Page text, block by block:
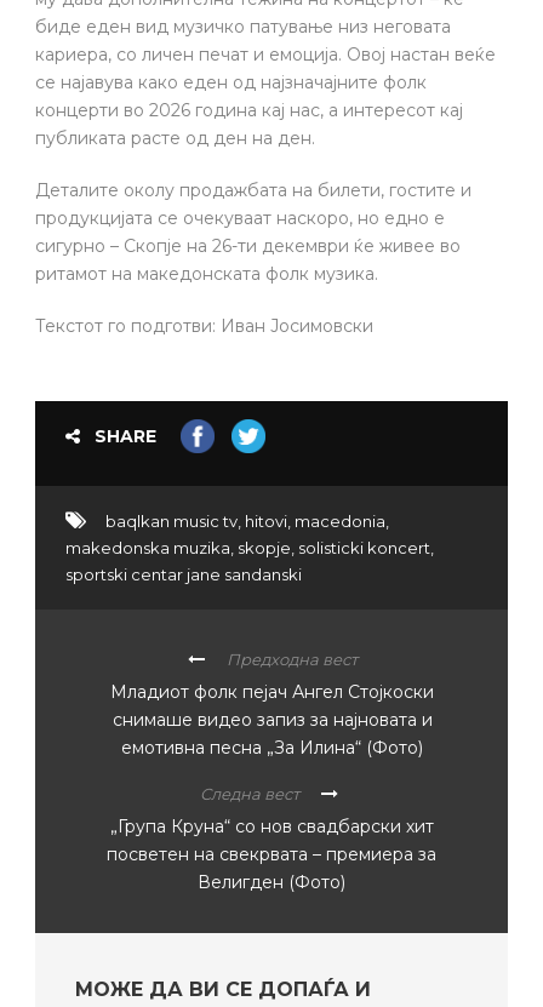
биде еден вид музичко патување низ неговата
кариера, со личен печат и емоција. Овој настан веќе
се најавува како еден од најзначајните фолк
концерти во 2026 година кај нас, а интересот кај
публиката расте од ден на ден.
Деталите околу продажбата на билети, гостите и
продукцијата се очекуваат наскоро, но едно е
сигурно – Скопје на 26-ти декември ќе живее во
ритамот на македонската фолк музика.
Текстот го подготви: Иван Јосимовски
SHARE
baqlkan music tv hitovi macedonia
makedonska muzika skopje solisticki koncert
sportski centar jane sandanski
Предходна вест
Младиот фолк пејач Ангел Стојкоски
снимаше видео запиз за најновата и
емотивна песна „За Илина“ (Фото)
Следна вест
„Група Круна“ со нов свадбарски хит
посветен на свекрвата – премиера за
Велигден (Фото)
МОЖЕ ДА ВИ СЕ ДОПАЃА И